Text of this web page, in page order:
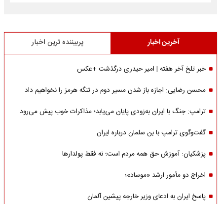
آخرین اخبار پربیننده ترین اخبار
خبر تلخ آخر هفته | امیر حیدری درگذشت +عکس
محسن رضایی: اجازه باز شدن مسیر دوم در تنگه هرمز را نخواهیم داد
ترامپ: جنگ با ایران به‌زودی پایان می‌یابد؛ مذاکرات خوب پیش می‌رود
گفت‌وگوی ترامپ با بن سلمان درباره ایران
پزشکیان: آموزش حق همه مردم است؛ نه فقط پولدارها
اخراج دو مأمور ارشد «موساد»؛
پاسخ ایران به ادعای وزیر خارجه پیشین آلمان